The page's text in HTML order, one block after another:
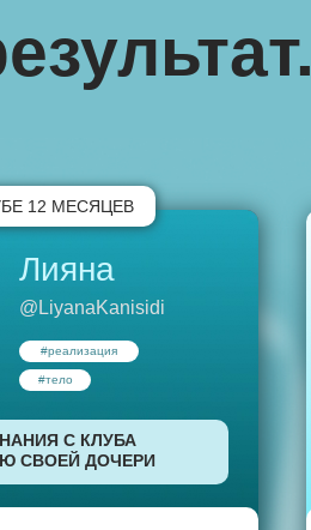
Лияна
@LiyanaKanisidi
#реализация
#тело
12 МЕСЯЦЕВ
С КЛУБА
СВОЕЙ ДОЧЕРИ